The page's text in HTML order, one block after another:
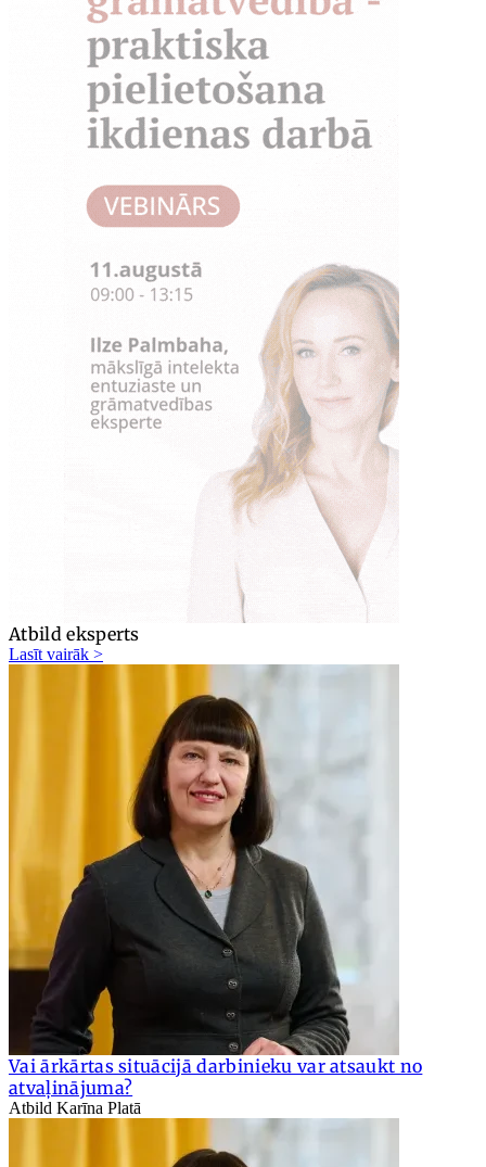
Atbild eksperts
Lasīt vairāk >
Vai ārkārtas situācijā darbinieku var atsaukt no
atvaļinājuma?
Atbild Karīna Platā